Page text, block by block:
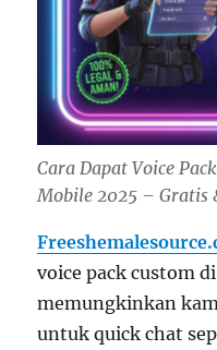
Cara Dapat Voice
Mobile 2025 – Gratis
voice pack custom
memungkinkan
untuk quick chat